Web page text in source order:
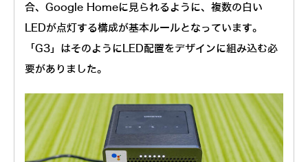
合、Google Homeに見られるように、複数の白い
LEDが点灯する構成が基本ルールとなっています。
「G3」はそのようにLED配置をデザインに組み込む必
要がありました。